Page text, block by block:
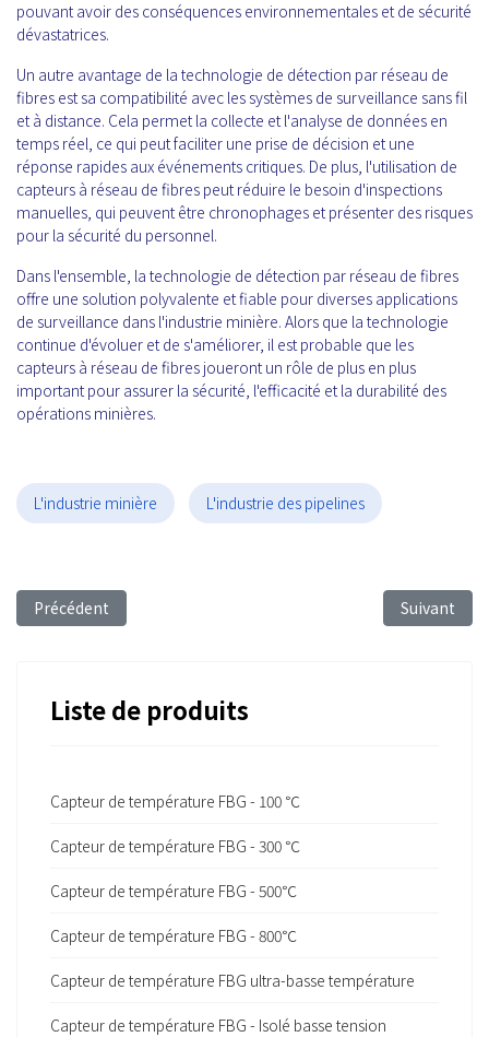
pouvant avoir des conséquences environnementales et de sécurité
dévastatrices.
Un autre avantage de la technologie de détection par réseau de
fibres est sa compatibilité avec les systèmes de surveillance sans fil
et à distance. Cela permet la collecte et l'analyse de données en
temps réel, ce qui peut faciliter une prise de décision et une
réponse rapides aux événements critiques. De plus, l'utilisation de
capteurs à réseau de fibres peut réduire le besoin d'inspections
manuelles, qui peuvent être chronophages et présenter des risques
pour la sécurité du personnel.
Dans l'ensemble, la technologie de détection par réseau de fibres
offre une solution polyvalente et fiable pour diverses applications
de surveillance dans l'industrie minière. Alors que la technologie
continue d'évoluer et de s'améliorer, il est probable que les
capteurs à réseau de fibres joueront un rôle de plus en plus
important pour assurer la sécurité, l'efficacité et la durabilité des
opérations minières.
L'industrie minière L'industrie des pipelines
Article précédent : FBG Sensing Technology for the Strain
Précédent Article
Suivant
Liste de produits
Capteur de température FBG - 100 ℃
Capteur de température FBG - 300 ℃
Capteur de température FBG - 500℃
Capteur de température FBG - 800℃
Capteur de température FBG ultra-basse température
Capteur de température FBG - Isolé basse tension